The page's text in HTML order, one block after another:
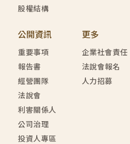
股權結構
公開資訊
重要事項
報告書
經營團隊
法說會
利害關係人
公司治理
投資人專區
更多
企業社會責任
法說會報名
人力招募